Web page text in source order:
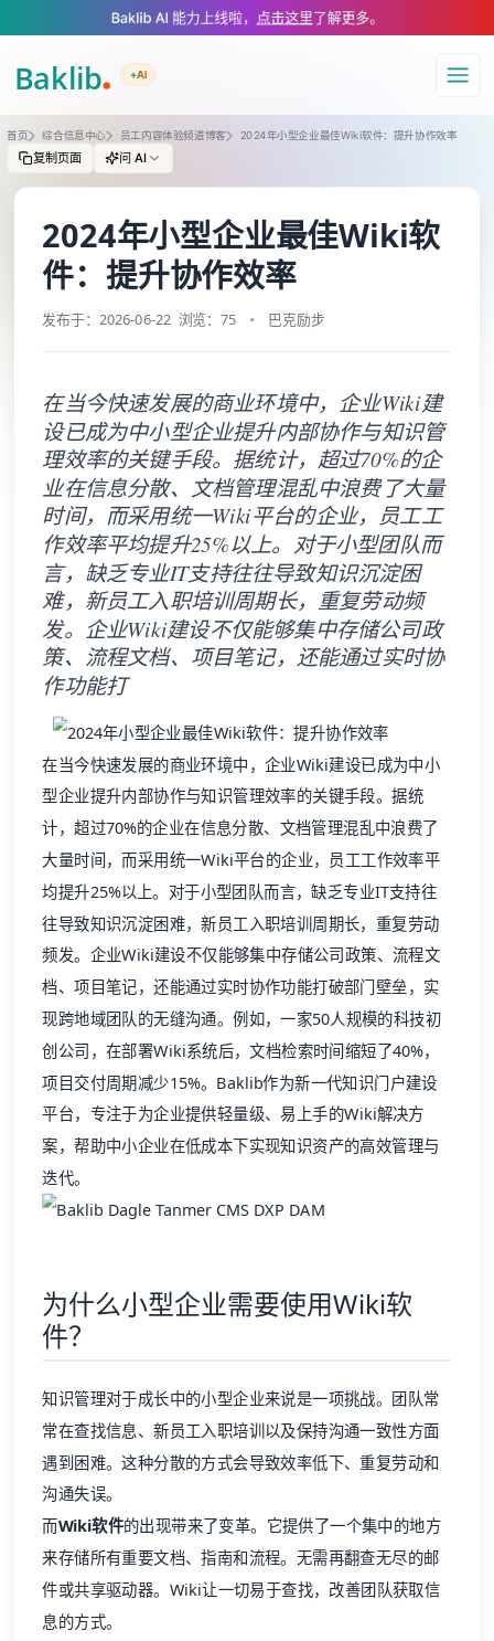
A Markdown version of this page is available at https://
Baklib AI 能力上线啦， 点击这里了解更多。
+AI
导航
首页 综合信息中心 员工内容体验频道博客 2024年小型企业最佳Wiki软件：提升协作效率
复制页面 问 AI
2024年小型企业最佳Wiki软
件：提升协作效率
发布于：2026-06-22 浏览：75 巴克励步
在当今快速发展的商业环境中，企业Wiki建
设已成为中小型企业提升内部协作与知识管
理效率的关键手段。据统计，超过70%的企
业在信息分散、文档管理混乱中浪费了大量
时间，而采用统一Wiki平台的企业，员工工
作效率平均提升25%以上。对于小型团队而
言，缺乏专业IT支持往往导致知识沉淀困
难，新员工入职培训周期长，重复劳动频
发。企业Wiki建设不仅能够集中存储公司政
策、流程文档、项目笔记，还能通过实时协
作功能打
在当今快速发展的商业环境中，企业Wiki建设已成为中小
型企业提升内部协作与知识管理效率的关键手段。据统
计，超过70%的企业在信息分散、文档管理混乱中浪费了
大量时间，而采用统一Wiki平台的企业，员工工作效率平
均提升25%以上。对于小型团队而言，缺乏专业IT支持往
往导致知识沉淀困难，新员工入职培训周期长，重复劳动
频发。 企业Wiki建设不仅能够集中存储公司政策、流程文
档、项目笔记，还能通过实时协作功能打破部门壁垒，实
现跨地域团队的无缝沟通。例如，一家50人规模的科技初
创公司，在部署Wiki系统后，文档检索时间缩短了40%，
项目交付周期减少15%。Baklib作为新一代知识门户建设
平台，专注于为企业提供轻量级、易上手的Wiki解决方
案，帮助中小企业在低成本下实现知识资产的高效管理与
迭代。
为什么小型企业需要使用Wiki软
件？
知识管理对于成长中的小型企业来说是一项挑战。团队常
常在查找信息、新员工入职培训以及保持沟通一致性方面
遇到困难。这种分散的方式会导致效率低下、重复劳动和
沟通失误。
而Wiki软件的出现带来了变革。它提供了一个集中的地方
来存储所有重要文档、指南和流程。无需再翻查无尽的邮
件或共享驱动器。Wiki让一切易于查找，改善团队获取信
息的方式。